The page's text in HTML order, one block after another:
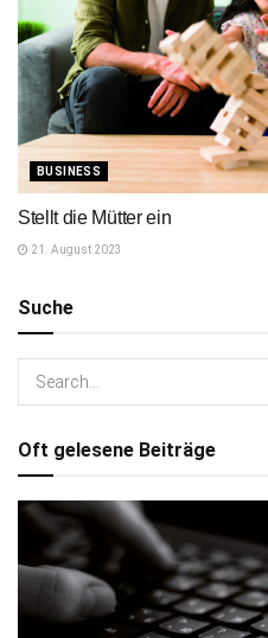
BUSINESS
Stellt die Mütter ein
21. August 2023
Suche
Oft gelesene Beiträge